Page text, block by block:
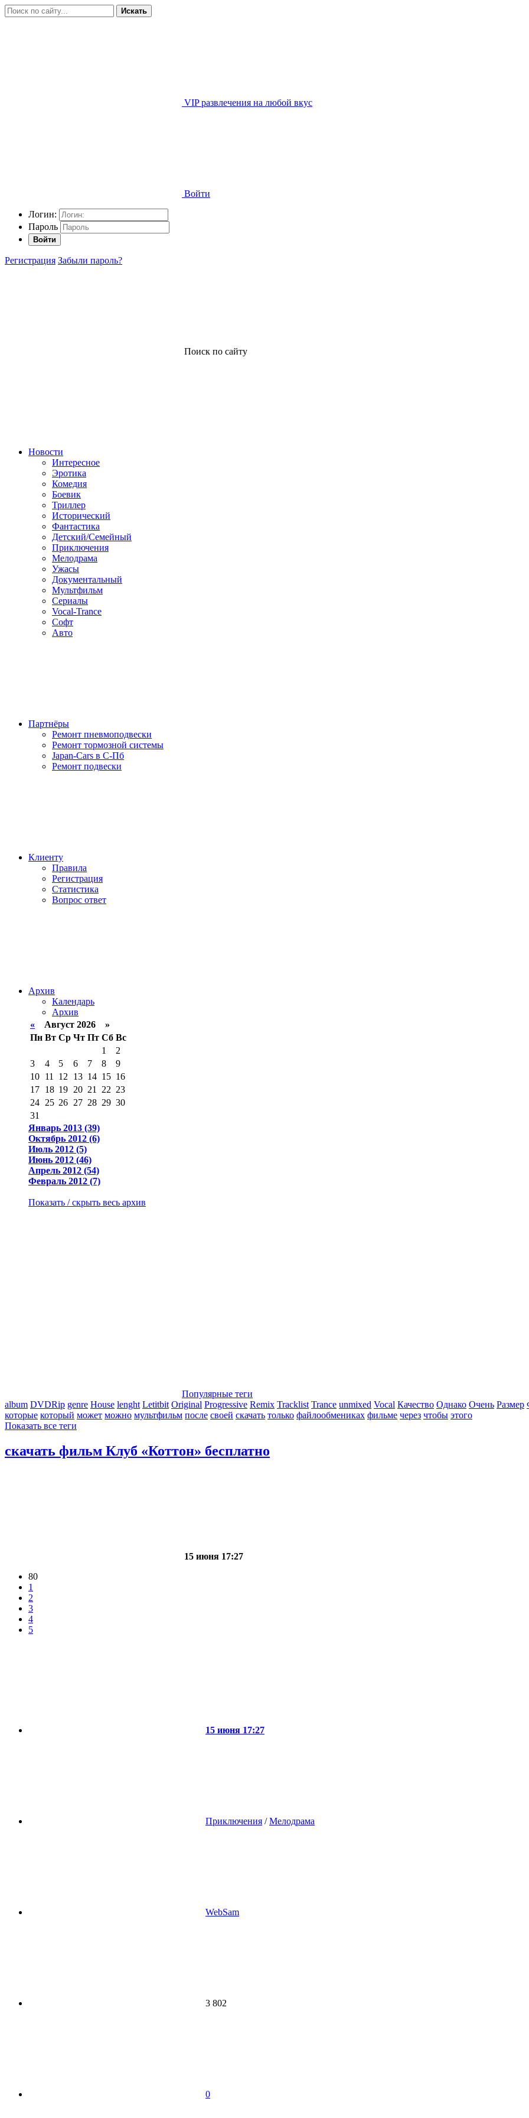
Искать
VIP развлечения на любой вкус
Войти
Логин:
Пароль
Войти
Регистрация Забыли пароль?
Поиск по сайту
Новости
Интересное
Эротика
Комедия
Боевик
Триллер
Исторический
Фантастика
Детский/Семейный
Приключения
Мелодрама
Ужасы
Документальный
Мультфильм
Сериалы
Vocal-Trance
Софт
Авто
Партнёры
Ремонт пневмоподвески
Ремонт тормозной системы
Japan-Cars в С-Пб
Ремонт подвески
Клиенту
Правила
Регистрация
Статистика
Вопрос ответ
Архив
Календарь
Архив
« Август 2026 »
Пн Вт Ср Чт Пт Сб Вс
1
2
3
4 5 6 7 8
9
10 11 12 13 14 15 16
17 18 19 20 21 22 23
24 25 26 27 28 29 30
31
Январь 2013 (39)
Октябрь 2012 (6)
Июль 2012 (5)
Июнь 2012 (46)
Апрель 2012 (54)
Февраль 2012 (7)
Показать / скрыть весь архив
Популярные теги
album DVDRip genre House lenght Letitbit Original Progressive Remix Tracklist Trance unmixed Vocal Качество Однако Очень Размер
которые который может можно мультфильм после своей скачать только файлообмениках фильме через чтобы этого
Показать все теги
скачать фильм Клуб «Коттон» бесплатно
15 июня 17:27
80
1
2
3
4
5
15 июня 17:27
Приключения /Мелодрама
WebSam
3 802
0